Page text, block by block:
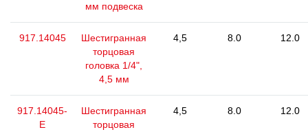
мм подвеска
917.14045
Шестигранная
торцовая
головка 1/4",
4,5 мм
4,5 8.0 12.0
917.14045-
E
Шестигранная
торцовая
4,5 8.0 12.0